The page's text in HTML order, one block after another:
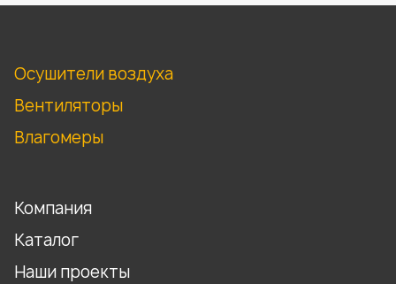
Осушители воздуха
Вентиляторы
Влагомеры
Компания
Каталог
Наши проекты